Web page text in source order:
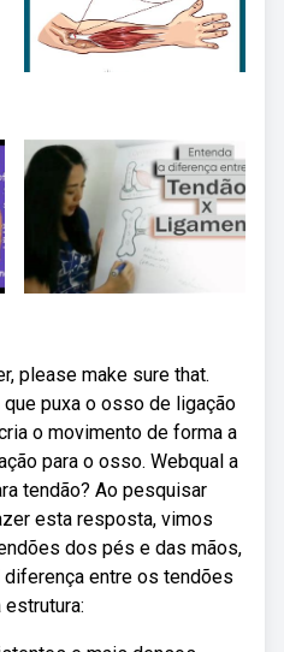
please make sure that.
puxa o osso de ligação
o movimento de forma a
para o osso. Webqual a
tendão? Ao pesquisar
esta resposta, vimos
dos pés e das mãos,
entre os tendões